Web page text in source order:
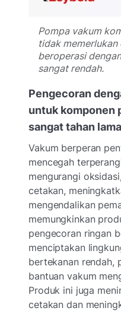
Pompa vakum
tidak
beroperasi
sangat rendah.
Pengecoran
untuk komponen
sangat tahan lama
Vakum berperan
mencegah
mengurangi
cetakan,
mengendalikan
memungkinkan
pengecoran ringan
menciptakan
bertekanan rendah,
bantuan vakum
Produk ini juga
cetakan dan